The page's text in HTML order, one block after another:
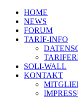
HOME
NEWS
FORUM
TARIF-INFO
SOLI-WALL
KONTAKT